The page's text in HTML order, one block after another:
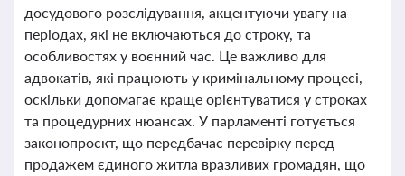
досудового розслідування, акцентуючи увагу на
періодах, які не включаються до строку, та
особливостях у воєнний час. Це важливо для
адвокатів, які працюють у кримінальному процесі,
оскільки допомагає краще орієнтуватися у строках
та процедурних нюансах. У парламенті готується
законопроєкт, що передбачає перевірку перед
продажем єдиного житла вразливих громадян, що